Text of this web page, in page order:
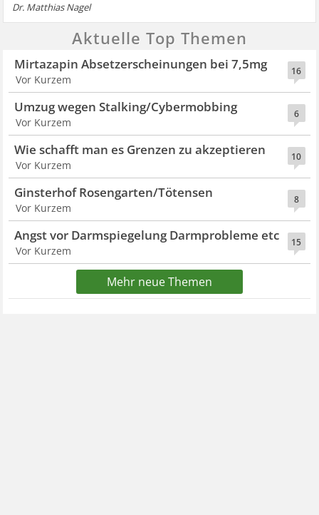
Dr. Matthias Nagel
Aktuelle Top Themen
16
Mirtazapin Absetzerscheinungen bei 7,5mg
Vor Kurzem
6
Umzug wegen Stalking/Cybermobbing
Vor Kurzem
10
Wie schafft man es Grenzen zu akzeptieren
Vor Kurzem
8
Ginsterhof Rosengarten/Tötensen
Vor Kurzem
15
Angst vor Darmspiegelung Darmprobleme etc
Vor Kurzem
Mehr neue Themen